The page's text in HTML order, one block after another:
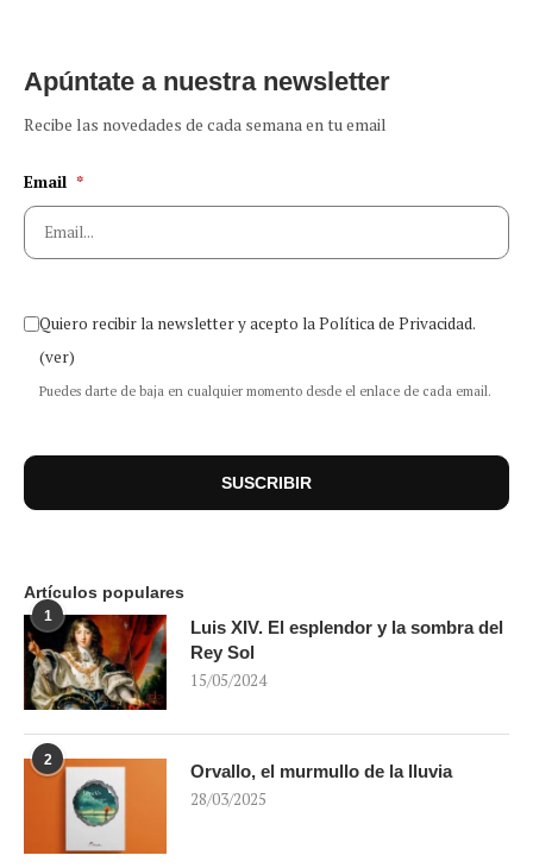
Apúntate a nuestra newsletter
Recibe las novedades de cada semana en tu email
Email *
Quiero recibir la newsletter y acepto la Política de Privacidad.
(ver)
Puedes darte de baja en cualquier momento desde el enlace de cada email.
Artículos populares
1
Luis XIV. El esplendor y la sombra del
Rey Sol
15/05/2024
2
Orvallo, el murmullo de la lluvia
28/03/2025